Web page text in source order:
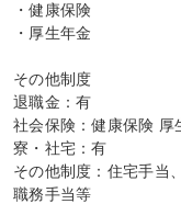
・健康保険
・厚生年金
その他制度
退職金：有
社会保険：健康保険 厚
寮・社宅：有
その他制度：住宅手当
職務手当等